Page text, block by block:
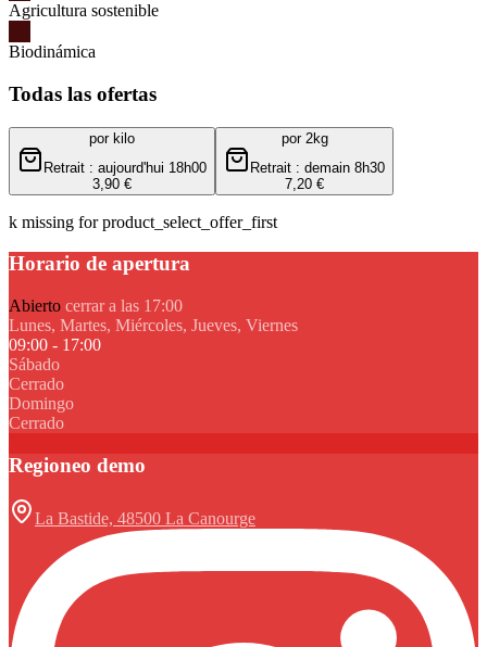
Agricultura sostenible
Biodinámica
Todas las ofertas
por kilo
Retrait : aujourd'hui 18h00
3,90 €
por 2kg
Retrait : demain 8h30
7,20 €
k missing for product_select_offer_first
Horario de apertura
Abierto cerrar a las 17:00
Lunes, Martes, Miércoles, Jueves, Viernes
09:00 - 17:00
Sábado
Cerrado
Domingo
Cerrado
Regioneo demo
La Bastide, 48500 La Canourge